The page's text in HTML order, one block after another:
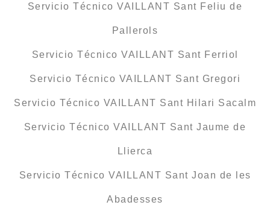
Servicio Técnico VAILLANT Sant Feliu de
Pallerols
Servicio Técnico VAILLANT Sant Ferriol
Servicio Técnico VAILLANT Sant Gregori
Servicio Técnico VAILLANT Sant Hilari Sacalm
Servicio Técnico VAILLANT Sant Jaume de
Llierca
Servicio Técnico VAILLANT Sant Joan de les
Abadesses